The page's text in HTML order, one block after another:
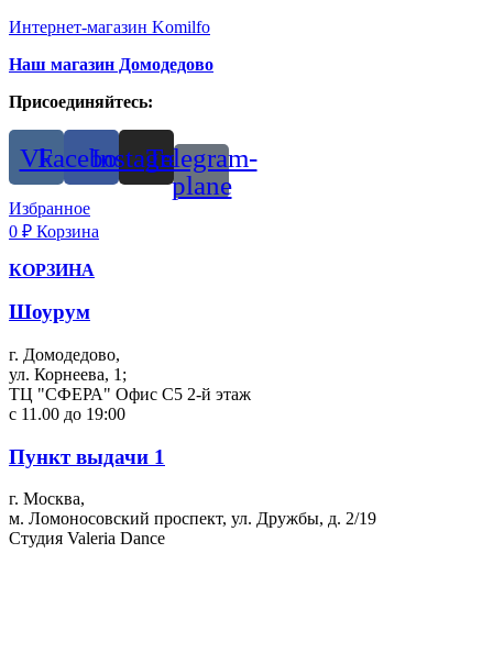
Интернет-магазин Komilfo
Наш магазин Домодедово
Присоединяйтесь:
VkFacebookInstagramTelegram-
plane
Избранное
0 ₽ Корзина
КОРЗИНА
Шоурум
г. Домодедово,
ул. Корнеева, 1;
ТЦ "СФЕРА" Офис С5 2-й этаж
с 11.00 до 19:00
Пункт выдачи 1
г. Москва,
м. Ломоносовский проспект, ул. Дружбы, д. 2/19
Студия Valeria Dance